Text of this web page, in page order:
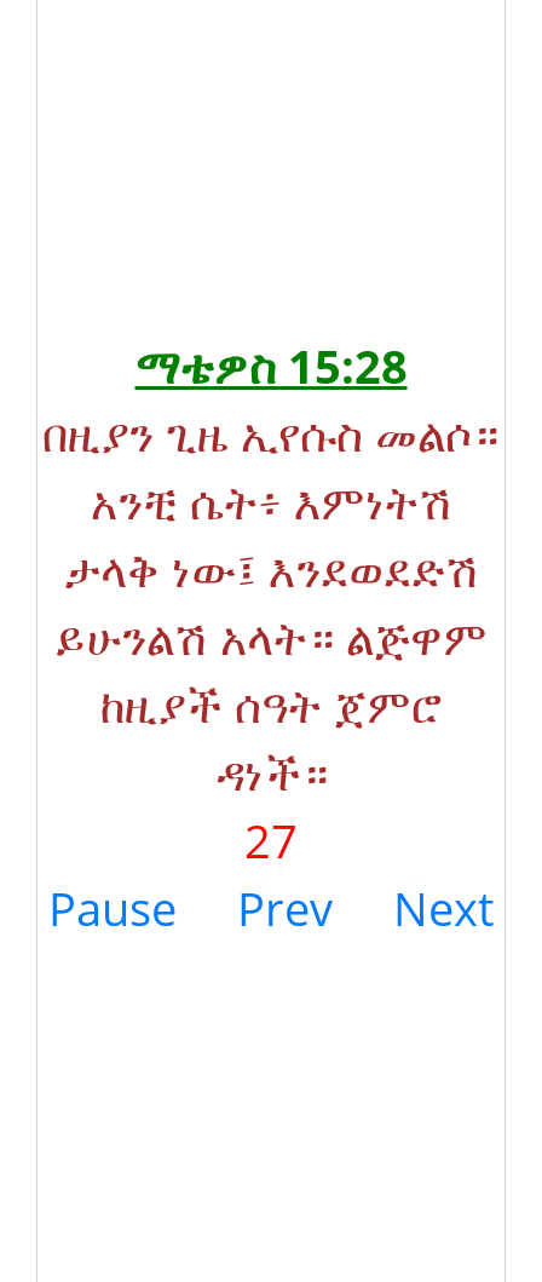
ማቴዎስ 15:28
በዚያን ጊዜ ኢየሱስ መልሶ።
አንቺ ሴት፥ እምነትሽ
ታላቅ ነው፤ እንደወደድሽ
ይሁንልሽ አላት። ልጅዋም
ከዚያች ሰዓት ጀምሮ
ዳነች።
27
Pause
Prev Next